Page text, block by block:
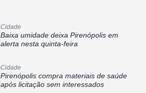
Cidade
Baixa umidade deixa Pirenópolis em
alerta nesta quinta-feira
Cidade
Pirenópolis compra materiais de saúde
após licitação sem interessados